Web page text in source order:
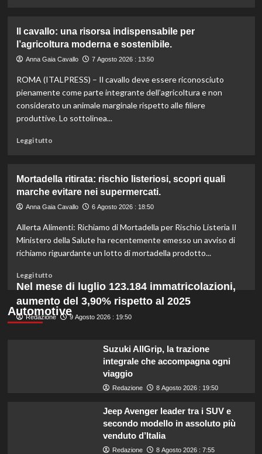
umanitari”.
Controllo
qualità
olio
vino:
l’IRVO
potenzia
per
Il cavallo: una risorsa indispensabile per
l’agricoltura moderna e sostenibile.
Anna Gaia Cavallo 7 Agosto 2026 : 13:50
ROMA (ITALPRESS) – Il cavallo deve essere riconosciuto
pienamente come parte integrante dell’agricoltura e non
considerato un animale marginale rispetto alle filiere
produttive. Lo sottolinea...
Leggi tuttoLeggi
Il
cavallo:
una
indispensabile
per
l’agricoltura
sostenibile.
Mortadella ritirata: rischio listeriosi, scopri quali
marche evitare nei supermercati.
Anna Gaia Cavallo 6 Agosto 2026 : 18:50
Allerta Alimenti: Richiamo di Mortadella per Rischio Listeria Il
Ministero della Salute ha recentemente emesso un avviso di
richiamo riguardante un lotto di mortadella prodotto...
Leggi tuttoLeggi
di
su
Mortadella
Automotive
Nel mese di luglio 123.184 immatricolazioni,
aumento del 3,90% rispetto al 2025
Redazione 9 Agosto 2026 : 19:50
Suzuki AllGrip, la trazione
integrale che accompagna ogni
viaggio
Redazione 8 Agosto 2026 : 19:50
Jeep Avenger leader tra i SUV e
secondo modello in assoluto più
venduto d’Italia
Redazione 8 Agosto 2026 : 7:55